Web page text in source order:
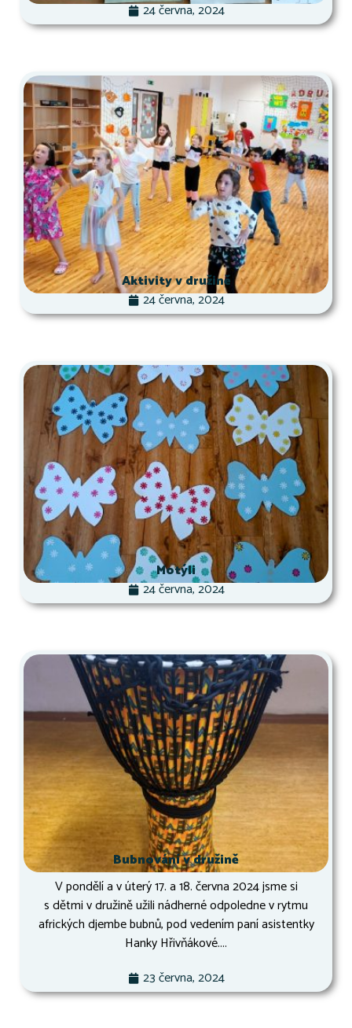
24 června, 2024
Aktivity v družině
24 června, 2024
Motýli
24 června, 2024
Bubnování v družině
V pondělí a v úterý 17. a 18. června 2024 jsme si
s dětmi v družině užili nádherné odpoledne v rytmu
afrických djembe bubnů, pod vedením paní asistentky
Hanky Hřivňákové....
23 června, 2024